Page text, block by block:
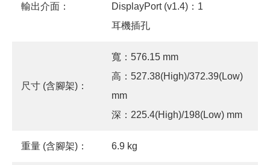
輸出介面：
DisplayPort (v1.4)：1
耳機插孔
尺寸 (含腳架)：
寬：576.15 mm
高：527.38(High)/372.39(Low)
mm
深：225.4(High)/198(Low) mm
重量 (含腳架)： 6.9 kg